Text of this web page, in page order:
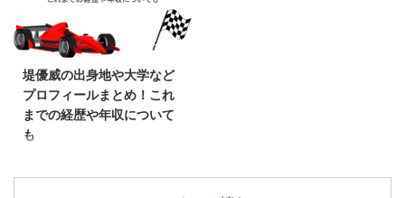
も多いので、この記事ではその理
由を考察しています。スポンサー
やドライバーも紹介しているの
ようにして勝とうとしているのか
も分かるようになっています。
キャデラックF1が参戦した理由
キャデラックのGMグローバル・
2026/5/11
堤優威の出身地や大学など
プロフィールまとめ！これ
までの経歴や年収について
も
日本のレースファンも増えてきて